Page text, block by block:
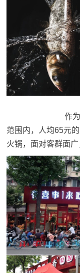
作为社区店，
范围内，人均65元
火锅，面对客群面广